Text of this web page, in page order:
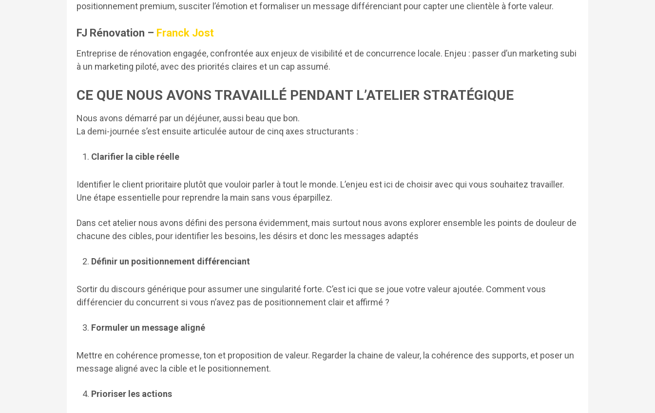
positionnement premium, susciter l’émotion et formaliser un message différenciant pour capter une clientèle à forte valeur.
FJ Rénovation – Franck Jost
Entreprise de rénovation engagée, confrontée aux enjeux de visibilité et de concurrence locale. Enjeu : passer d’un marketing subi
à un marketing piloté, avec des priorités claires et un cap assumé.
CE QUE NOUS AVONS TRAVAILLÉ PENDANT L’ATELIER STRATÉGIQUE
Nous avons démarré par un déjéuner, aussi beau que bon.
La demi-journée s’est ensuite articulée autour de cinq axes structurants :
Clarifier la cible réelle
Identifier le client prioritaire plutôt que vouloir parler à tout le monde. L’enjeu est ici de choisir avec qui vous souhaitez travailler.
Une étape essentielle pour reprendre la main sans vous éparpillez.
Dans cet atelier nous avons défini des persona évidemment, mais surtout nous avons explorer ensemble les points de douleur de
chacune des cibles, pour identifier les besoins, les désirs et donc les messages adaptés
Définir un positionnement différenciant
Sortir du discours générique pour assumer une singularité forte. C’est ici que se joue votre valeur ajoutée. Comment vous
différencier du concurrent si vous n’avez pas de positionnement clair et affirmé ?
Formuler un message aligné
Mettre en cohérence promesse, ton et proposition de valeur. Regarder la chaine de valeur, la cohérence des supports, et poser un
message aligné avec la cible et le positionnement.
Prioriser les actions